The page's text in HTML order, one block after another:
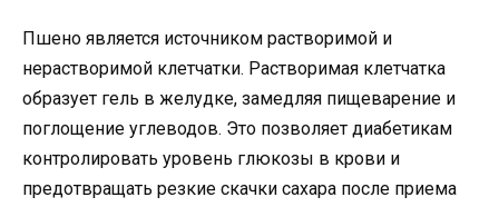
Пшено является источником растворимой и
нерастворимой клетчатки. Растворимая клетчатка
образует гель в желудке, замедляя пищеварение и
поглощение углеводов. Это позволяет диабетикам
контролировать уровень глюкозы в крови и
предотвращать резкие скачки сахара после приема